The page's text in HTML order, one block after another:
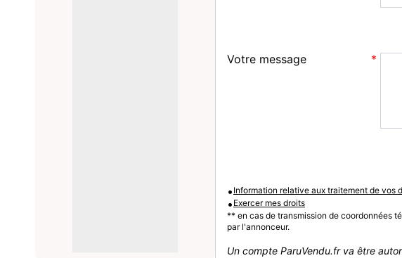
Votre message
• Information relative aux traitement de vos
• Exercer mes droits
** en cas de transmission de coordonnées
par l'annonceur.
Un compte ParuVendu.fr va être